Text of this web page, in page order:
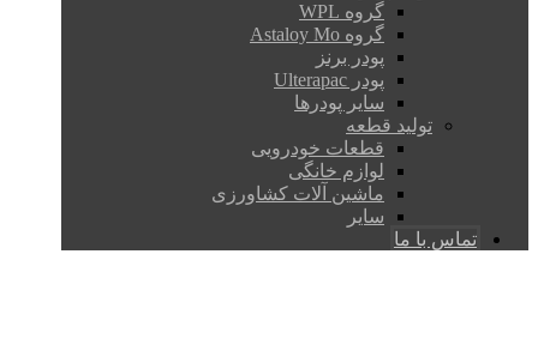
گروه WPL
گروه Astaloy Mo
پودر برنز
پودر Ulterapac
سایر پودرها
تولید قطعه
قطعات خودرویی
لوازم خانگی
ماشین آلات کشاورزی
سایر
تماس با ما